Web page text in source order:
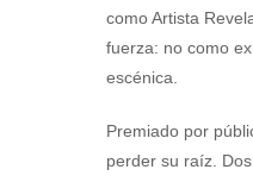
como Artista
fuerza: no como
escénica.
Premiado por
perder su raíz.